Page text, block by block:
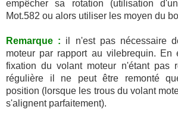
empêcher sa rotation (utilisation
Mot.582 ou alors utiliser les moyen du
Remarque : il n'est pas nécessaire
moteur par rapport au vilebrequin.
fixation du volant moteur n'étant pas
régulière il ne peut être remonté
position (lorsque les trous du volant
s'alignent parfaitement).